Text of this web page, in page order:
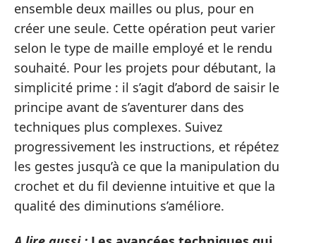
ensemble deux mailles ou plus, pour en
créer une seule. Cette opération peut varier
selon le type de maille employé et le rendu
souhaité. Pour les projets pour débutant, la
simplicité prime : il s’agit d’abord de saisir le
principe avant de s’aventurer dans des
techniques plus complexes. Suivez
progressivement les instructions, et répétez
les gestes jusqu’à ce que la manipulation du
crochet et du fil devienne intuitive et que la
qualité des diminutions s’améliore.